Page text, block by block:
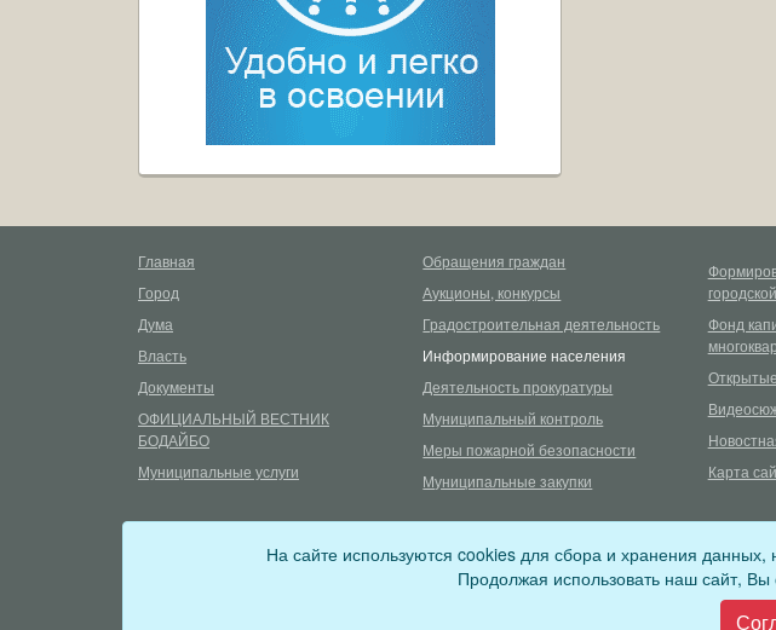
Главная
Город
Дума
Власть
Документы
ОФИЦИАЛЬНЫЙ ВЕСТНИК
БОДАЙБО
Муниципальные услуги
Обращения граждан
Аукционы, конкурсы
Градостроительная деятельность
Информирование населения
Деятельность прокуратуры
Муниципальный контроль
Меры пожарной безопасности
Муниципальные закупки
Фонд
Карта
Зарегистрировано Федеральной службой по надзору в сфере связи, информационных
Учредитель: Администрация Бодайбинского городского поселения (ОГРН 1053802020854)
На сайте используются cookies для сбора и хранения
Продолжая использовать наш сайт, Вы